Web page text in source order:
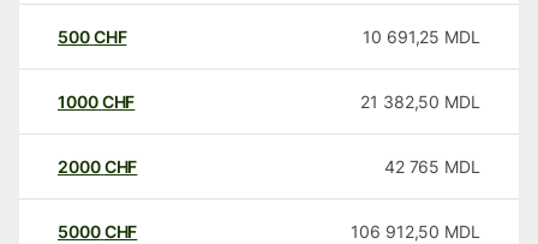
500CHF 10 691,25 MDL
1000CHF 21 382,50 MDL
2000CHF 42 765 MDL
5000CHF 106 912,50 MDL